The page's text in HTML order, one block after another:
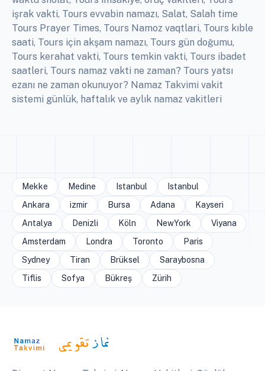
işrak vakti, Tours evvabin namazı, Salat, Salah time
Tours Prayer Times, Tours Namoz vaqtlari, Tours kıble
saati, Tours için akşam namazı, Tours gün doğumu,
Tours kerahat vakti, Tours temkin vakti, Tours ibadet
saatleri, Tours namaz vakti ne zaman? Tours yatsı
ezanı ne zaman okunuyor? Namaz Takvimi vakit
sistemi günlük, haftalık ve aylık namaz vakitleri
Mekke Medine Istanbul
Istanbul
Ankara
izmir Bursa Adana
Kayseri
Antalya
Denizli Köln NewYork
Viyana
Amsterdam
Londra Toronto
Paris
Sydney
Tiran Brüksel
Saraybosna
Tiflis
Sofya Bükreş Zürih